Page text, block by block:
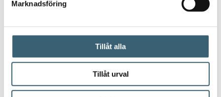
Marknadsföring
Tillåt alla
Tillåt urval
Användarnycklar till B.smart (10st)
Köp nu!